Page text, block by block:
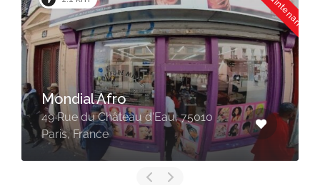
Coiffure Laurent – Coiffure
Africaine
42 Rue du Faubourg Saint-Martin,
75010 Paris, France